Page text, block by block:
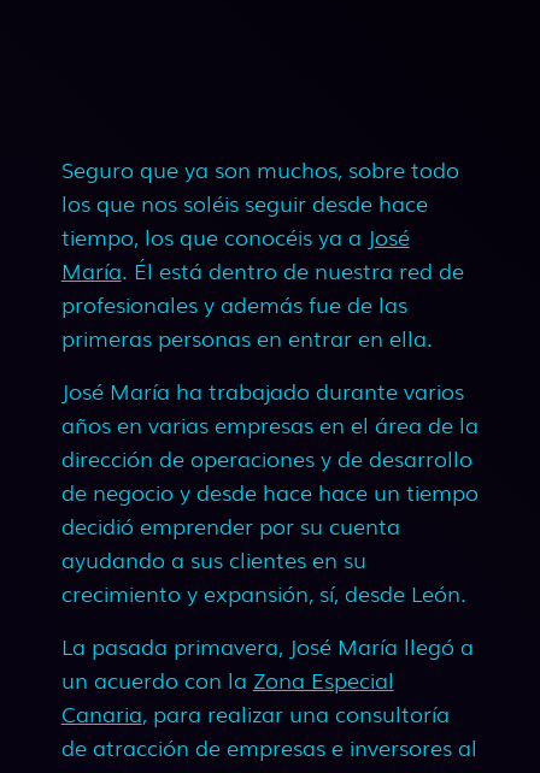
Seguro que ya son muchos, sobre todo
los que nos soléis seguir desde hace
tiempo, los que conocéis ya a José
María. Él está dentro de nuestra red de
profesionales y además fue de las
primeras personas en entrar en ella.
José María ha trabajado durante varios
años en varias empresas en el área de la
dirección de operaciones y de desarrollo
de negocio y desde hace hace un tiempo
decidió emprender por su cuenta
ayudando a sus clientes en su
crecimiento y expansión, sí, desde León.
La pasada primavera, José María llegó a
un acuerdo con la Zona Especial
Canaria, para realizar una consultoría
de atracción de empresas e inversores al